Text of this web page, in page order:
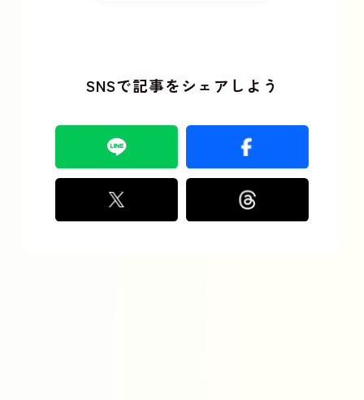
SNSで記事をシェアしよう